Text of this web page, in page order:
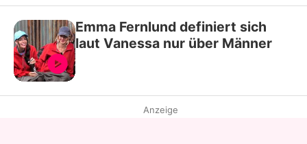
Emma Fernlund definiert sich
laut Vanessa nur über Männer
Anzeige